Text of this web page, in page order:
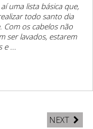
uma lista básica que,
todo santo dia
Com os cabelos não
ser lavados, estarem
...
NEXT